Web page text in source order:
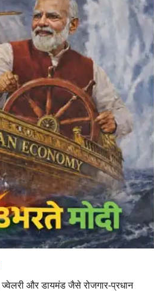
और डायमंड जैसे रोजगार-प्रधान